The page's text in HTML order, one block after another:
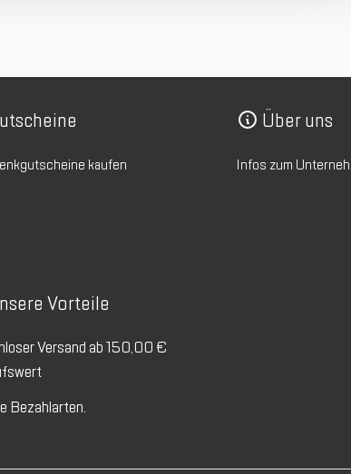
kaufen
Über uns
Infos zum
Vorteile
Versand ab 150,00 €
Bezahlarten.